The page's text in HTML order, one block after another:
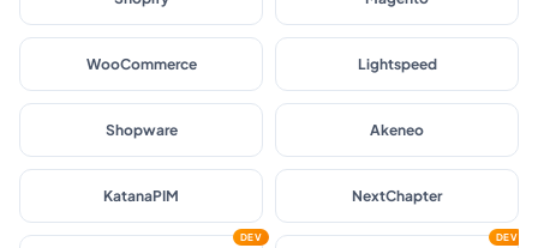
Shopify Magento
WooCommerce Lightspeed
Shopware Akeneo
KatanaPIM NextChapter